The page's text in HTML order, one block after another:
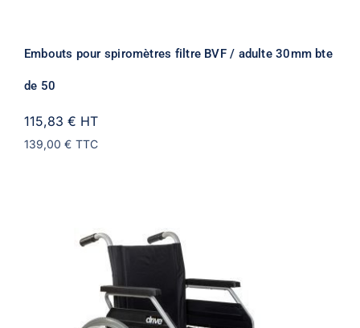
Embouts pour spiromètres filtre BVF / adulte 30mm bte
de 50
115,83 € HT
139,00 € TTC